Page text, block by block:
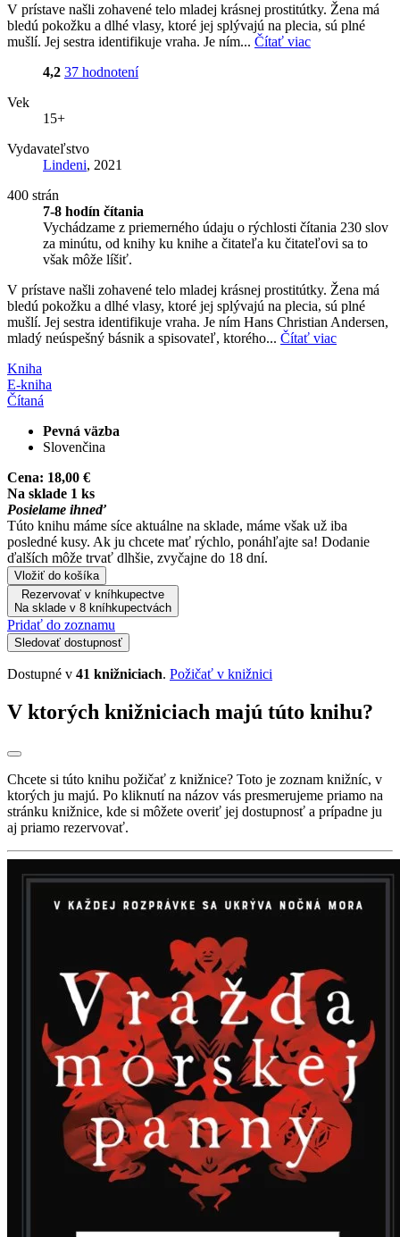
V prístave našli zohavené telo mladej krásnej prostitútky. Žena má
bledú pokožku a dlhé vlasy, ktoré jej splývajú na plecia, sú plné
mušlí. Jej sestra identifikuje vraha. Je ním... Čítať viac
4,2 37 hodnotení
Vek
15+
Vydavateľstvo
Lindeni, 2021
400 strán
7-8 hodín čítania
Vychádzame z priemerného údaju o rýchlosti čítania 230 slov
za minútu, od knihy ku knihe a čitateľa ku čitateľovi sa to
však môže líšiť.
V prístave našli zohavené telo mladej krásnej prostitútky. Žena má
bledú pokožku a dlhé vlasy, ktoré jej splývajú na plecia, sú plné
mušlí. Jej sestra identifikuje vraha. Je ním Hans Christian Andersen,
mladý neúspešný básnik a spisovateľ, ktorého... Čítať viac
Kniha
E-kniha
Čítaná
Pevná väzba
Slovenčina
Cena: 18,00 €
Na sklade 1 ks
Posielame ihneď
Túto knihu máme síce aktuálne na sklade, máme však už iba
posledné kusy. Ak ju chcete mať rýchlo, ponáhľajte sa! Dodanie
ďalších môže trvať dlhšie, zvyčajne do 18 dní.
Vložiť do košíka
Rezervovať v kníhkupectve
Na sklade v 8 kníhkupectvách
Pridať do zoznamu
Sledovať dostupnosť
Dostupné v 41 knižniciach. Požičať v knižnici
V ktorých knižniciach majú túto knihu?
Chcete si túto knihu požičať z knižnice? Toto je zoznam knižníc, v
ktorých ju majú. Po kliknutí na názov vás presmerujeme priamo na
stránku knižnice, kde si môžete overiť jej dostupnosť a prípadne ju
aj priamo rezervovať.